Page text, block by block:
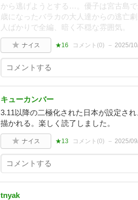
から逃げようとする…。優子は宮古島
歳になったバラカの大人達からの逃亡
人ばかりで全編、暗く不穏な雰囲気。
ナイス ★16 コメント(0) 2025/
キューカンバー
3.11以降の二極化された日本が設定さ
描かれる。楽しく読了しました。
ナイス ★13 コメント(0) 2025/
tnyak